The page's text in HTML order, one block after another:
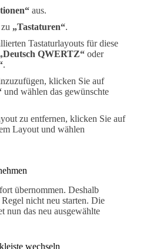
aus.
„Tastaturen“.
Tastaturlayouts für diese
QWERTZ“ oder
.
klicken Sie auf
und wählen das gewünschte
zu entfernen, klicken Sie auf
Layout und wählen
übernommen. Deshalb
nicht neu starten. Die
nun das neu ausgewählte
wechseln